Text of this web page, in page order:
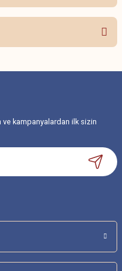
siz yapın!
ve kampanyalardan ilk sizin